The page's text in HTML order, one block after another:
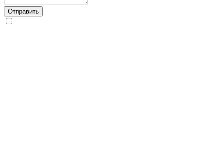
Отправить